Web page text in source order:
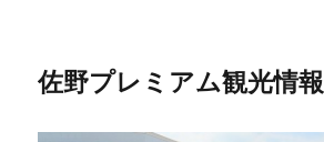
佐野プレミアム観光情報